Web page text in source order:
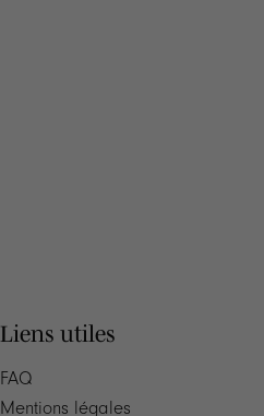
Liens utiles
FAQ
Mentions légales